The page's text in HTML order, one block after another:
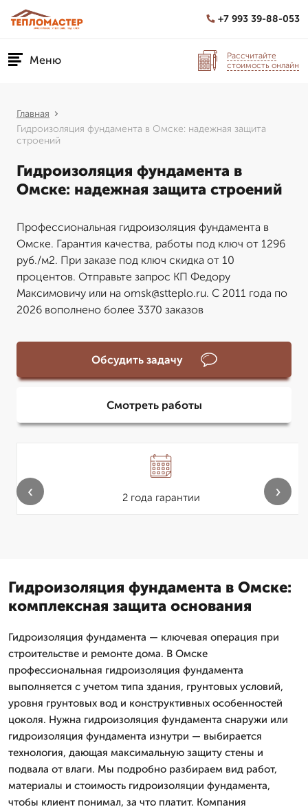
+7 993 39-88-053
Меню
Рассчитайте
стоимость онлайн
Главная
Гидроизоляция фундамента в Омске: надежная защита
строений
Гидроизоляция фундамента в
Омске: надежная защита строений
Профессиональная гидроизоляция фундамента в
Омске. Гарантия качества, работы под ключ от 1296
руб./м2. При заказе под ключ скидка от 10
процентов. Отправьте запрос КП Федору
Максимовичу или на omsk@stteplo.ru. С 2011 года по
2026 вополнено более 3370 заказов
Обсудить задачу
Смотреть работы
2 года гарантии
‹ ›
Гидроизоляция фундамента в Омске:
комплексная защита основания
Гидроизоляция фундамента — ключевая операция при
строительстве и ремонте дома. В Омске
профессиональная гидроизоляция фундамента
выполняется с учетом типа здания, грунтовых условий,
уровня грунтовых вод и конструктивных особенностей
цоколя. Нужна гидроизоляция фундамента снаружи или
гидроизоляция фундамента изнутри — выбирается
технология, дающая максимальную защиту стены и
подвала от влаги. Мы подробно разбираем вид работ,
материалы и стоимость гидроизоляции фундамента,
чтобы клиент понимал, за что платит. Компания